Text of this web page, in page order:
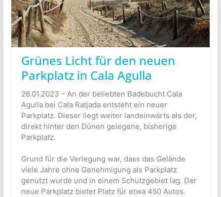
Grünes Licht für den neuen
Parkplatz in Cala Agulla
26.01.2023 – An der beliebten Badebucht Cala
Agulla bei Cala Ratjada entsteht ein neuer
Parkplatz. Dieser liegt weiter landeinwärts als der,
direkt hinter den Dünen gelegene, bisherige
Parkplatz.
Grund für die Verlegung war, dass das Gelände
viele Jahre ohne Genehmigung als Parkplatz
genutzt wurde und in einem Schutzgebiet lag. Der
neue Parkplatz bietet Platz für etwa 450 Autos.